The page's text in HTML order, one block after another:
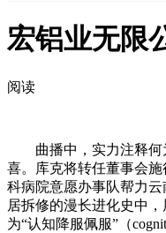
宏铝业无限
阅读
曲播中，实力注释何
喜。库克将转任董事会
科病院意愿办事队帮力
居拆修的漫长进化史中
为“认知降服佩服”（